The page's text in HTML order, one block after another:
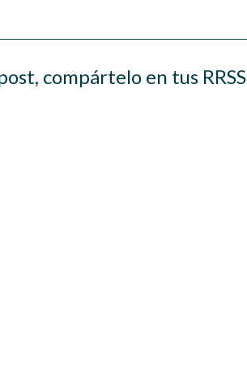
compártelo en tus RRSS